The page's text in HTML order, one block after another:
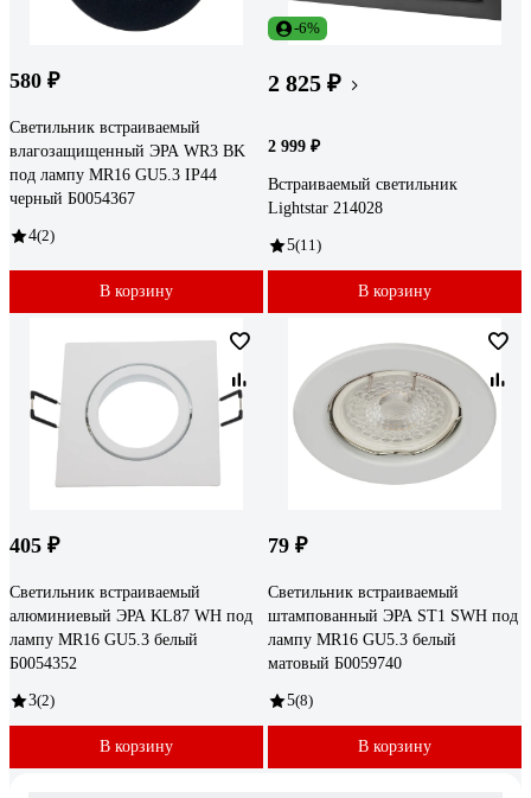
580 ₽
Светильник встраиваемый
влагозащищенный ЭРА WR3 BK
под лампу MR16 GU5.3 IP44
черный Б0054367
4(2)
В корзину
-6%
2 825 ₽
2 999 ₽
Встраиваемый светильник
Lightstar 214028
5(11)
В корзину
405 ₽
Светильник встраиваемый
алюминиевый ЭРА KL87 WH под
лампу MR16 GU5.3 белый
Б0054352
3(2)
В корзину
79 ₽
Светильник встраиваемый
штампованный ЭРА ST1 SWH под
лампу MR16 GU5.3 белый
матовый Б0059740
5(8)
В корзину